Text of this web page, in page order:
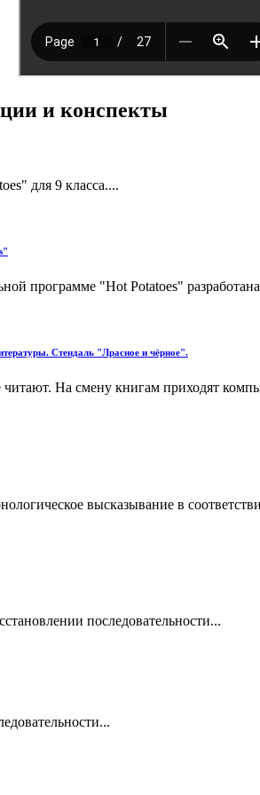
и конспекты
для 9 класса....
программе "Hot Potatoes"
Стендаль "Лрасное и чёрное".
читают. На смену книгам приходят
высказывание в
последовательности...